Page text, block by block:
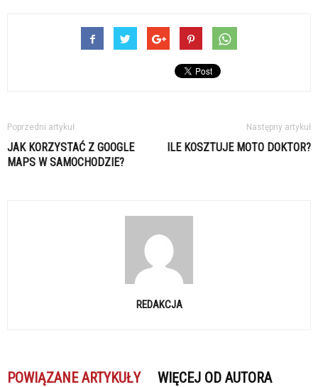
Poprzedni artykuł
JAK KORZYSTAĆ Z GOOGLE
MAPS W SAMOCHODZIE?
Następny artykuł
ILE KOSZTUJE MOTO DOKTOR?
REDAKCJA
POWIĄZANE ARTYKUŁY WIĘCEJ OD AUTORA